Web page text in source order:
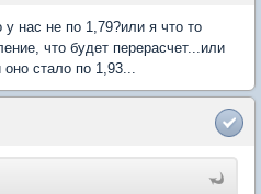
нас не по 1,79?или я что то
что будет перерасчет...или
оно стало по 1,93...